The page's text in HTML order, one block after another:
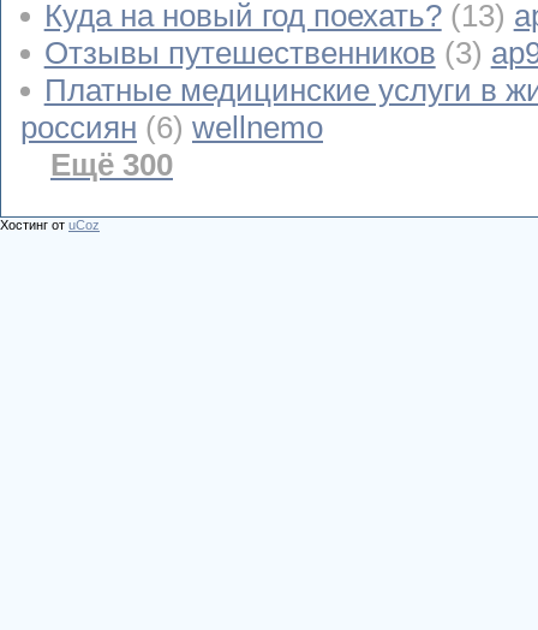
Куда на новый год поехать? (13)
Отзывы путешественников (3)
Платные медицинские услуги в
россиян (6) wellnemo
Ещё 300
Хостинг от uCoz